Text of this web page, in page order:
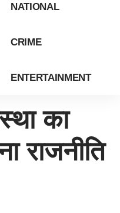
NATIONAL
CRIME
ENTERTAINMENT
का
राजनीति